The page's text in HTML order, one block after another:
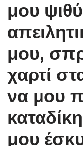
μου
μου,
χαρτί
να μου
μου